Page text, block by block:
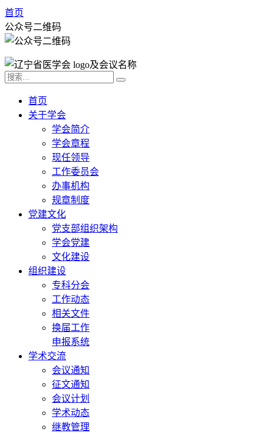
首页
公众号二维码
首页
关于学会
学会简介
学会章程
现任领导
工作委员会
办事机构
规章制度
党建文化
党支部组织架构
学会党建
文化建设
组织建设
专科分会
工作动态
相关文件
换届工作
申报系统
学术交流
会议通知
征文通知
会议计划
学术动态
继教管理